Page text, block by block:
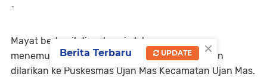
-
Mayat berhasil dievakuasi oleh warga yang
menemukannya melalui perahu yang kemudian
dilarikan ke Puskesmas Ujan Mas Kecamatan Ujan Mas.
×
Berita Terbaru UPDATE